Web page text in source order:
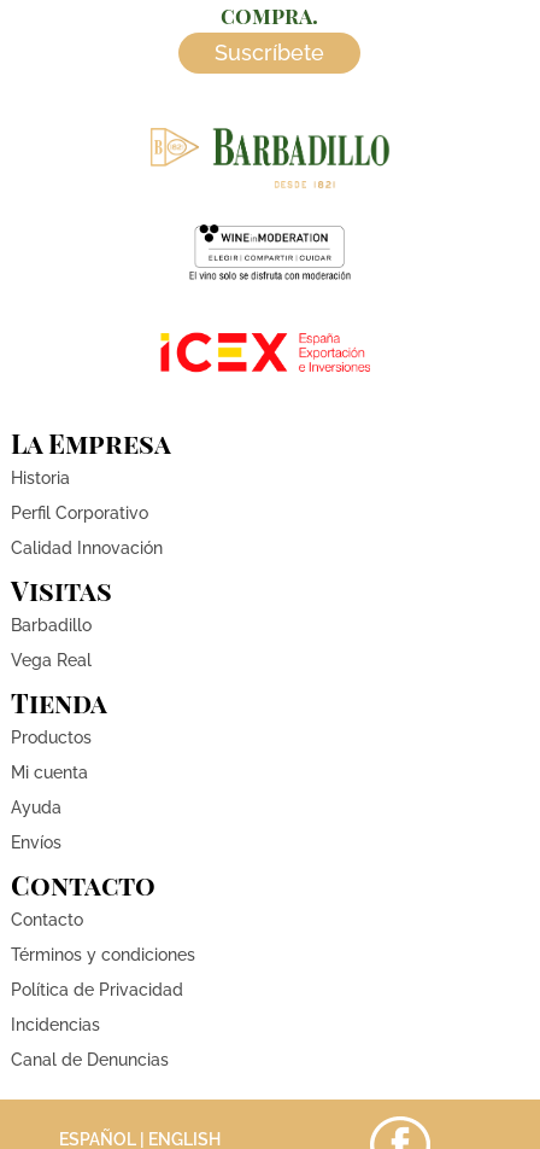
compra.
Suscríbete
La Empresa
Historia
Perfil Corporativo
Calidad Innovación
Visitas
Barbadillo
Vega Real
Tienda
Productos
Mi cuenta
Ayuda
Envíos
Contacto
Contacto
Términos y condiciones
Política de Privacidad
Incidencias
Canal de Denuncias
ESPAÑOL | ENGLISH